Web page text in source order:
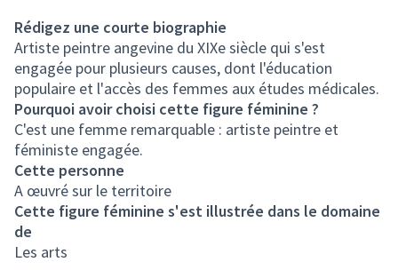
Rédigez une courte biographie
Artiste peintre angevine du XIXe siècle qui s'est
engagée pour plusieurs causes, dont l'éducation
populaire et l'accès des femmes aux études médicales.
Pourquoi avoir choisi cette figure féminine ?
C'est une femme remarquable : artiste peintre et
féministe engagée.
Cette personne
A œuvré sur le territoire
Cette figure féminine s'est illustrée dans le domaine
de
Les arts